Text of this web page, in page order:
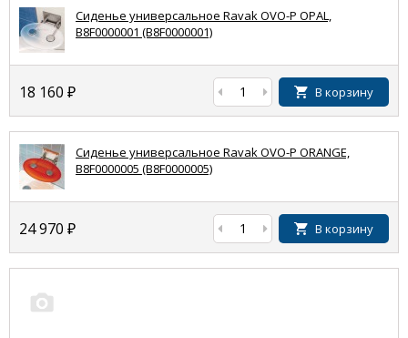
Сиденье универсальное Ravak OVO-P OPAL,
B8F0000001 (B8F0000001)
18 160 ₽ В корзину
Сиденье универсальное Ravak OVO-P ORANGE,
B8F0000005 (B8F0000005)
24 970 ₽ В корзину